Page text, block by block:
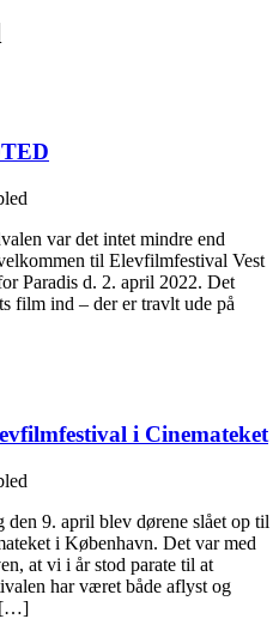
var det intet mindre end
til Elevfilmfestival Vest
Paradis d. 2. april 2022. Det
film ind – der er travlt ude på
i Cinemateket
9. april blev dørene slået op til
i København. Det var med
at vi i år stod parate til at
har været både aflyst og
[…]